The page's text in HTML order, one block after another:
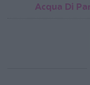
Acqua Di